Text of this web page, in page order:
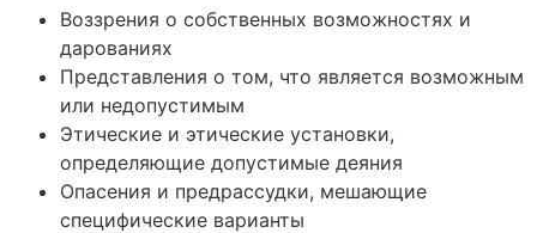
Воззрения о собственных возможностях и
дарованиях
Представления о том, что является возможным
или недопустимым
Этические и этические установки,
определяющие допустимые деяния
Опасения и предрассудки, мешающие
специфические варианты